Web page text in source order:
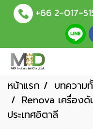
+66 2-017-
หน้าแรก บทความ
Renova เครื่อง
ประเทศอิตาลี